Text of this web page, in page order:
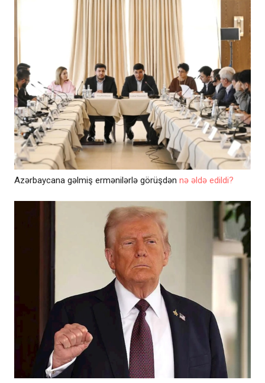
Azərbaycana gəlmiş ermənilərlə görüşdən nə əldə edildi?